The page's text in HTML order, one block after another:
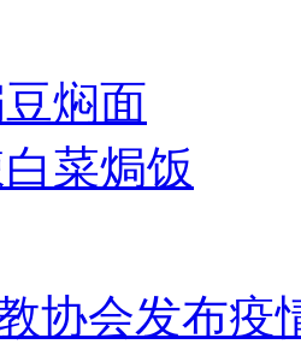
焖面
菜焗饭
协会发布疫